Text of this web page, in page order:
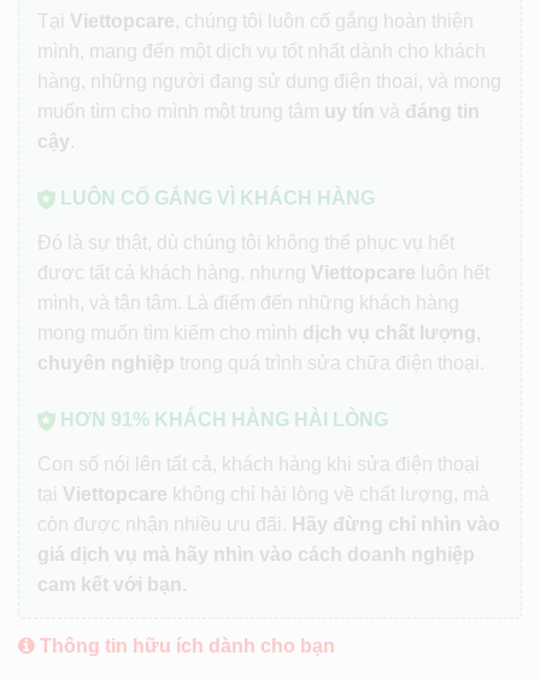
Tại Viettopcare, chúng tôi luôn cố gắng hoàn thiện
mình, mang đến một dịch vụ tốt nhất dành cho khách
hàng, những người đang sử dụng điện thoại, và mong
muốn tìm cho mình một trung tâm uy tín và đáng tin
cậy.
LUÔN CỐ GẮNG VÌ KHÁCH HÀNG
Đó là sự thật, dù chúng tôi không thể phục vụ hết
được tất cả khách hàng, nhưng Viettopcare luôn hết
mình, và tận tâm. Là điểm đến những khách hàng
mong muốn tìm kiếm cho mình dịch vụ chất lượng,
chuyên nghiệp trong quá trình sửa chữa điện thoại.
HƠN 91% KHÁCH HÀNG HÀI LÒNG
Con số nói lên tất cả, khách hàng khi sửa điện thoại
tại Viettopcare không chỉ hài lòng về chất lượng, mà
còn được nhận nhiều ưu đãi. Hãy đừng chỉ nhìn vào
giá dịch vụ mà hãy nhìn vào cách doanh nghiệp
cam kết với bạn.
Thông tin hữu ích dành cho bạn